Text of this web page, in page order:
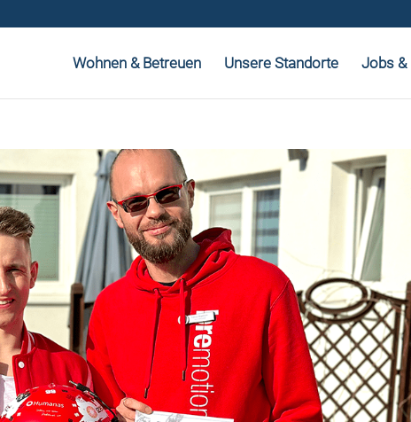
Wohnen & Betreuen Unsere Standorte Jobs &